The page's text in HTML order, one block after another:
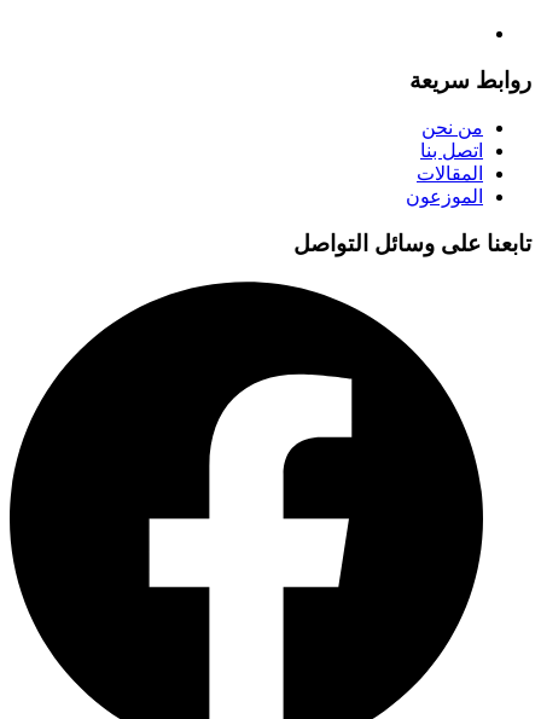
روابط سريعة
من نحن
اتصل بنا
المقالات
الموزعون
تابعنا على وسائل التواصل